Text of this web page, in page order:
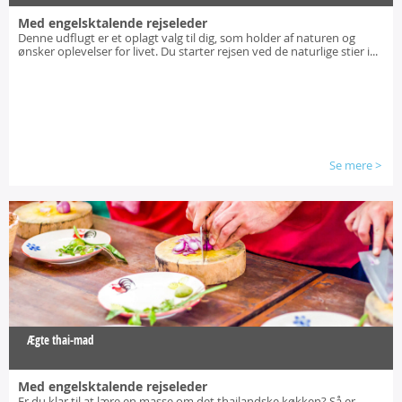
Med engelsktalende rejseleder
Denne udflugt er et oplagt valg til dig, som holder af naturen og
ønsker oplevelser for livet. Du starter rejsen ved de naturlige stier i...
Se mere>
Ægte thai-mad
Med engelsktalende rejseleder